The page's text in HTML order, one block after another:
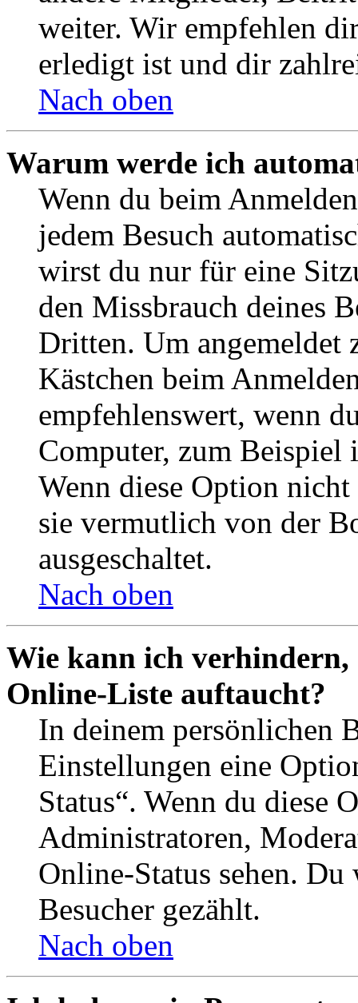
weiter. Wir empfehlen
erledigt ist und dir
Nach oben
Warum werde ich
Wenn du beim
jedem Besuch
wirst du nur für eine
den Missbrauch deines
Dritten. Um angemeldet
Kästchen beim
empfehlenswert, wenn
Computer, zum Beispiel
Wenn diese Option
sie vermutlich von der
ausgeschaltet.
Nach oben
Wie kann ich verhindern,
Online-Liste auftaucht?
In deinem persönlichen
Einstellungen eine
Status“. Wenn du diese
Administratoren,
Online-Status sehen.
Besucher gezählt.
Nach oben